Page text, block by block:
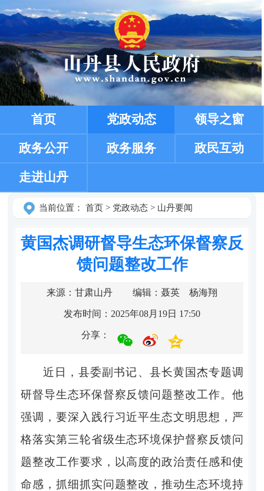
首页 党政动态 领导之窗
政务公开 政务服务 政民互动
走进山丹
当前位置： 首页> 党政动态> 山丹要闻
黄国杰调研督导生态环保督察反
馈问题整改工作
来源：甘肃山丹 编辑：聂英 杨海翔
发布时间：2025年08月19日 17:50
分享：
近日，县委副书记、县长黄国杰专题调
研督导生态环保督察反馈问题整改工作。他
强调，要深入践行习近平生态文明思想，严
格落实第三轮省级生态环境保护督察反馈问
题整改工作要求，以高度的政治责任感和使
命感，抓细抓实问题整改，推动生态环境持